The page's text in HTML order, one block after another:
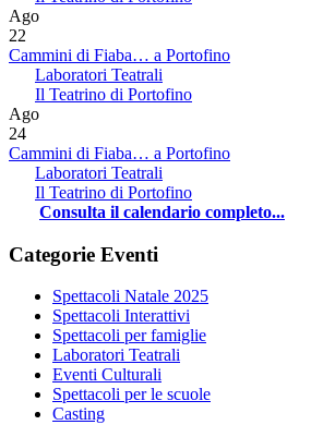
Ago
22
Cammini di Fiaba… a Portofino
Laboratori Teatrali
Il Teatrino di Portofino
Ago
24
Cammini di Fiaba… a Portofino
Laboratori Teatrali
Il Teatrino di Portofino
Consulta il calendario completo...
Categorie Eventi
Spettacoli Natale 2025
Spettacoli Interattivi
Spettacoli per famiglie
Laboratori Teatrali
Eventi Culturali
Spettacoli per le scuole
Casting